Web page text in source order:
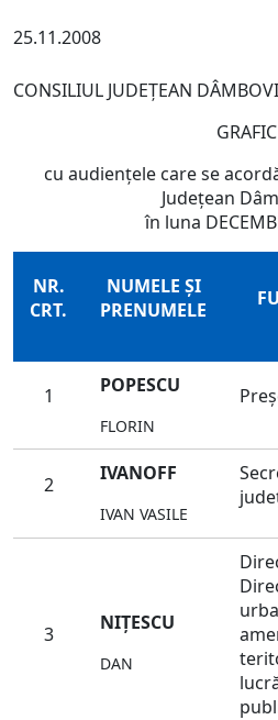
25.11.2008
CONSILIUL JUDEŢEAN
GRAFIC
cu audienţele care se
Judeţean
în luna
NR.
CRT.
NUMELE ŞI
PRENUMELE
1 POPESCU
FLORIN
2 IVANOFF
IVAN VASILE
3 NIŢESCU
DAN